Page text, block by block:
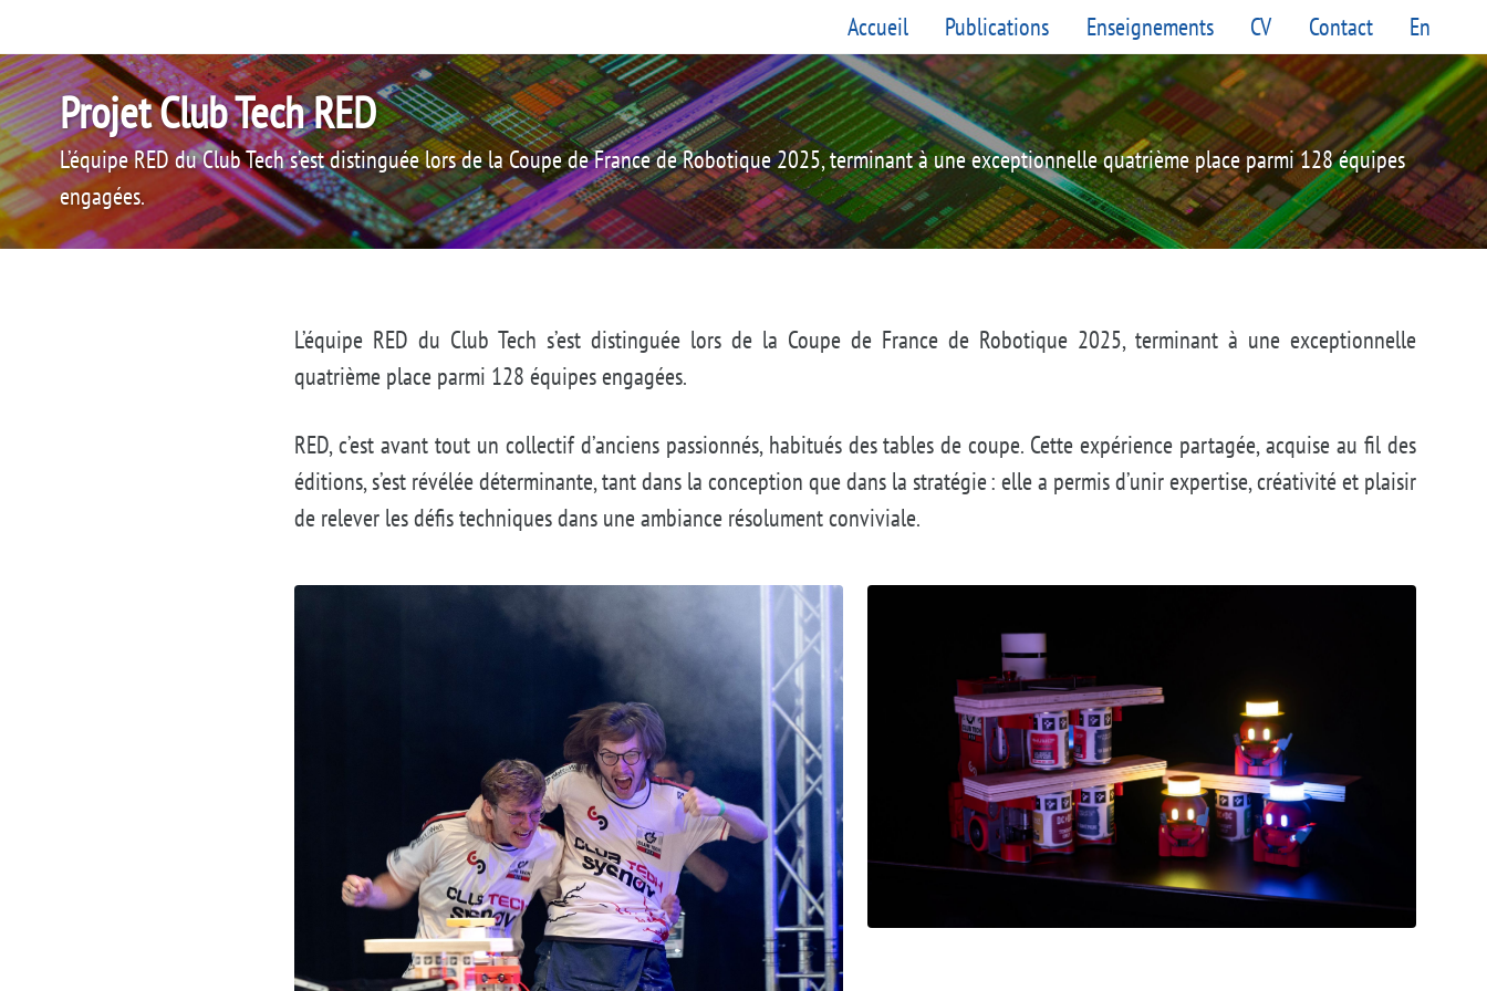
to
primary
navigation
to
content
to
footer
Accueil Publications Enseignements CV Contact En
Projet Club Tech RED
L’équipe RED du Club Tech s’est distinguée lors de la Coupe de France de Robotique 2025, terminant à une exceptionnelle quatrième place parmi 128 équipes
engagées.
L’équipe RED du Club Tech s’est distinguée lors de la Coupe de France de Robotique 2025, terminant à une exceptionnelle
quatrième place parmi 128 équipes engagées.
RED, c’est avant tout un collectif d’anciens passionnés, habitués des tables de coupe. Cette expérience partagée, acquise au fil des
éditions, s’est révélée déterminante, tant dans la conception que dans la stratégie : elle a permis d’unir expertise, créativité et plaisir
de relever les défis techniques dans une ambiance résolument conviviale.